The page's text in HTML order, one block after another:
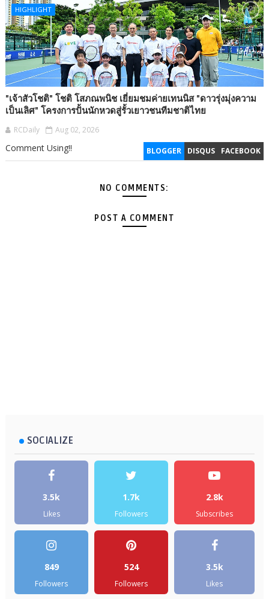
HIGHLIGHT
"เจ้าสัวโชติ" โชติ โสภณพนิช เยี่ยมชมค่ายเทนนิส "ดาวรุ่งมุ่งความ
เป็นเลิศ" โครงการปั้นนักหวดสู่รั้วเยาวชนทีมชาติไทย
RCDaily Aug 02, 2026
BLOGGER DISQUS FACEBOOK
Comment Using!!
NO COMMENTS:
POST A COMMENT
SOCIALIZE
3.5k
Likes
1.7k
Followers
2.8k
Subscribes
849
Followers
524
Followers
3.5k
Likes